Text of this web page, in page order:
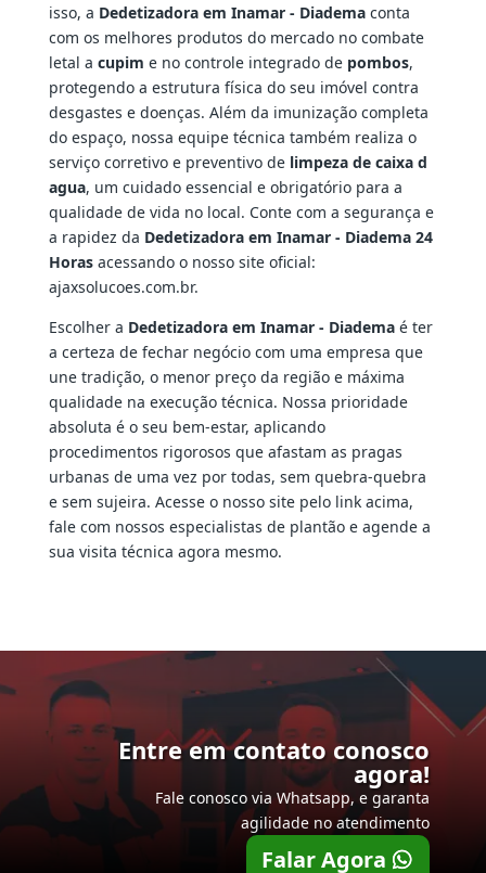
isso, a Dedetizadora em Inamar - Diademaconta
com os melhores produtos do mercado no combate
letal a cupim e no controle integrado de pombos,
protegendo a estrutura física do seu imóvel contra
desgastes e doenças. Além da imunização completa
do espaço, nossa equipe técnica também realiza o
serviço corretivo e preventivo de limpeza de caixa d
agua, um cuidado essencial e obrigatório para a
qualidade de vida no local. Conte com a segurança e
a rapidez da Dedetizadora em Inamar - Diadema 24
Horasacessando o nosso site oficial:
ajaxsolucoes.com.br.
Escolher a Dedetizadora em Inamar - Diademaé ter
a certeza de fechar negócio com uma empresa que
une tradição, o menor preço da região e máxima
qualidade na execução técnica. Nossa prioridade
absoluta é o seu bem-estar, aplicando
procedimentos rigorosos que afastam as pragas
urbanas de uma vez por todas, sem quebra-quebra
e sem sujeira. Acesse o nosso site pelo link acima,
fale com nossos especialistas de plantão e agende a
sua visita técnica agora mesmo.
Entre em contato conosco
agora!
Fale conosco via Whatsapp, e garanta
agilidade no atendimento
Falar Agora